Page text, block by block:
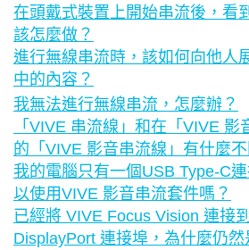
在頭戴式裝置上開始串流後，看
該怎麼做？
進行無線串流時，該如何向他人
中的內容？
我無法進行無線串流，怎麼辦？
「VIVE 串流線」和在「VIVE 影
的「VIVE 影音串流線」有什麼不
我的電腦只有一個USB Type-C
以使用VIVE 影音串流套件嗎？
已經將 VIVE Focus Vision 連接
DisplayPort 連接埠，為什麼仍然